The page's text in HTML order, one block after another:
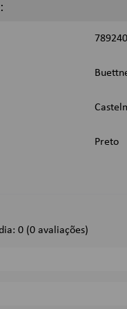
Preto
0 (0 avaliações)